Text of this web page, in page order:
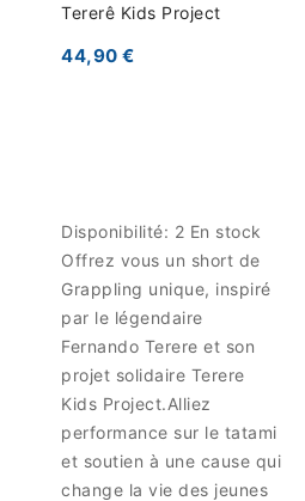
Tererê Kids Project
44,90 €
Disponibilité: 2 En stock
Offrez vous un short de
Grappling unique, inspiré
par le légendaire
Fernando Terere et son
projet solidaire Terere
Kids Project.Alliez
performance sur le tatami
et soutien à une cause qui
change la vie des jeunes